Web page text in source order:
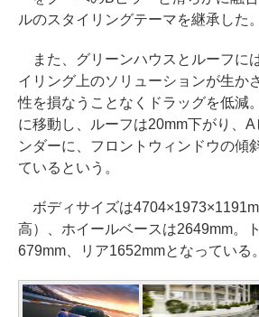
ルのスタイリングテーマを継承した。
また、グリーンハウスとルーフに
イリング上のソリューションが生か
性を損なうことなくドラッグを低減
に移動し、ルーフは20mm下がり、
ンダーに、フロントウィンドウの傾
ているという。
ボディサイズは
高）、ホイールベースは2649mm。
679mm、リア1652mmとなっている。